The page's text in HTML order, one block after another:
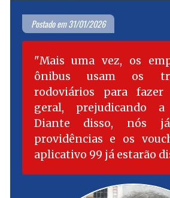
Postado em 31/01/2026
Mais uma vez, os
ônibus usam os
rodoviários para fazer
geral, prejudicando a
Diante disso, nós
providências e os
aplicativo 99 já estarão